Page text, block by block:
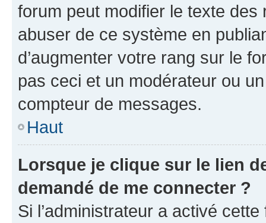
forum peut modifier le texte
abuser de ce système en
d’augmenter votre rang sur le
pas ceci et un modérateur ou
compteur de messages.
Haut
Lorsque je clique sur le lien
demandé de me connecter ?
Si l’administrateur a activé